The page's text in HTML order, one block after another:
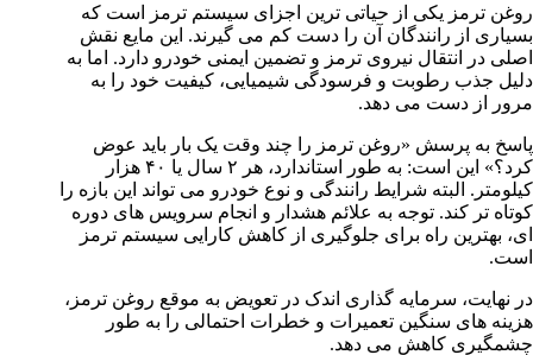
روغن ترمز یکی از حیاتی ترین اجزای سیستم ترمز است که
بسیاری از رانندگان آن را دست کم می گیرند. این مایع نقش
اصلی در انتقال نیروی ترمز و تضمین ایمنی خودرو دارد. اما به
دلیل جذب رطوبت و فرسودگی شیمیایی، کیفیت خود را به
مرور از دست می دهد.
پاسخ به پرسش «روغن ترمز را چند وقت یک بار باید عوض
کرد؟» این است: به طور استاندارد، هر ۲ سال یا ۴۰ هزار
کیلومتر. البته شرایط رانندگی و نوع خودرو می تواند این بازه را
کوتاه تر کند. توجه به علائم هشدار و انجام سرویس های دوره
ای، بهترین راه برای جلوگیری از کاهش کارایی سیستم ترمز
است.
در نهایت، سرمایه گذاری اندک در تعویض به موقع روغن ترمز،
هزینه های سنگین تعمیرات و خطرات احتمالی را به طور
چشمگیری کاهش می دهد.